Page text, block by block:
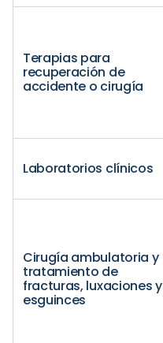
Terapias para
recuperación de
accidente o cirugía
Laboratorios clínicos
Cirugía ambulatoria y
tratamiento de
fracturas, luxaciones y
esguinces